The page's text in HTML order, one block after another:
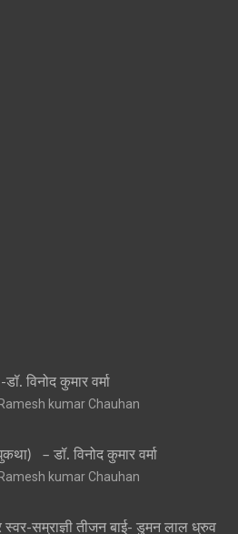
विनोद कुमार वर्मा
Ramesh kumar Chauhan
– डॉ. विनोद कुमार वर्मा
Ramesh kumar Chauhan
स्वर-सम्राज्ञी तीजन बाई- डुमन लाल ध्रुव